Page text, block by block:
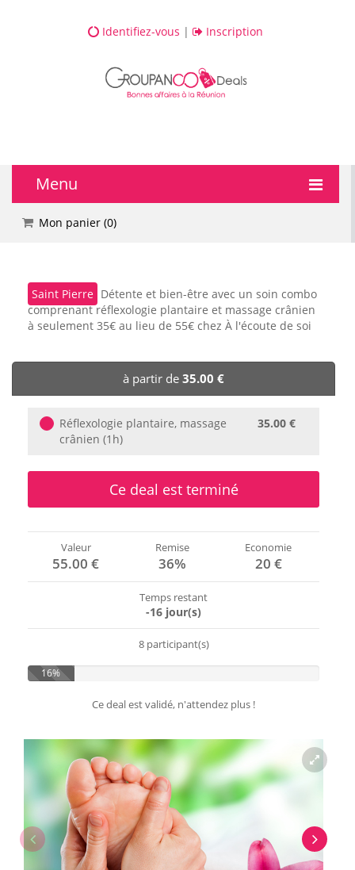
Identifiez-vous | Inscription
Menu
🔥 DEALS
💅 Beauté
🎈 Événements
Mon panier (0)
Saint Pierre Détente et bien-être avec un soin combo
comprenant réflexologie plantaire et massage crânien
à seulement 35€ au lieu de 55€ chez À l'écoute de soi
à partir de 35.00 €
Réflexologie plantaire, massage
crânien (1h)
35.00 €
Ce deal est terminé
Valeur
55.00 €
Remise
36%
Economie
20 €
Temps restant
-16 jour(s)
8 participant(s)
16%
Ce deal est validé, n'attendez plus !